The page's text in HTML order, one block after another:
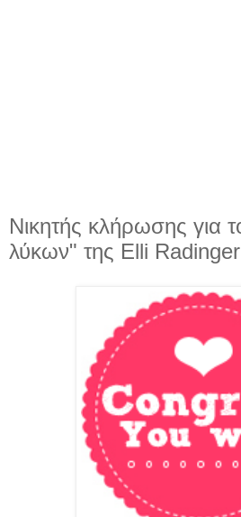
Νικητής κλήρωσης για
λύκων" της Elli Radinger